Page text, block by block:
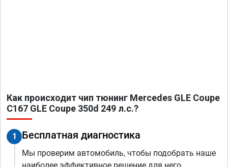
Как происходит чип тюнинг Mercedes GLE Coupe
C167 GLE Coupe 350d 249 л.с.?
1 Бесплатная диагностика
Мы проверим автомобиль, чтобы подобрать наше